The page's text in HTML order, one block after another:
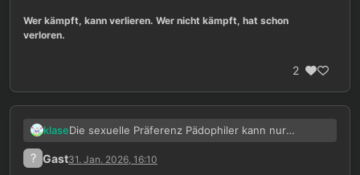
Wer kämpft, kann verlieren. Wer nicht kämpft, hat schon
verloren.
2
klaseDie sexuelle Präferenz Pädophiler kann nur
deswegen nicht vernünftig und schadlos gelebt
werden, weil auch Alternativen wie
Sie schreiben, es gehe ihnen nicht um eine
? Gast31. Jan. 2026, 16:10